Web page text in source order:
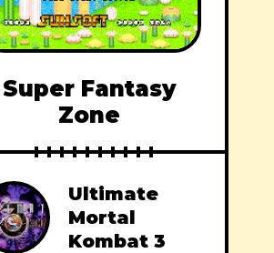
Super Fantasy
Zone
Ultimate
Mortal
Kombat 3